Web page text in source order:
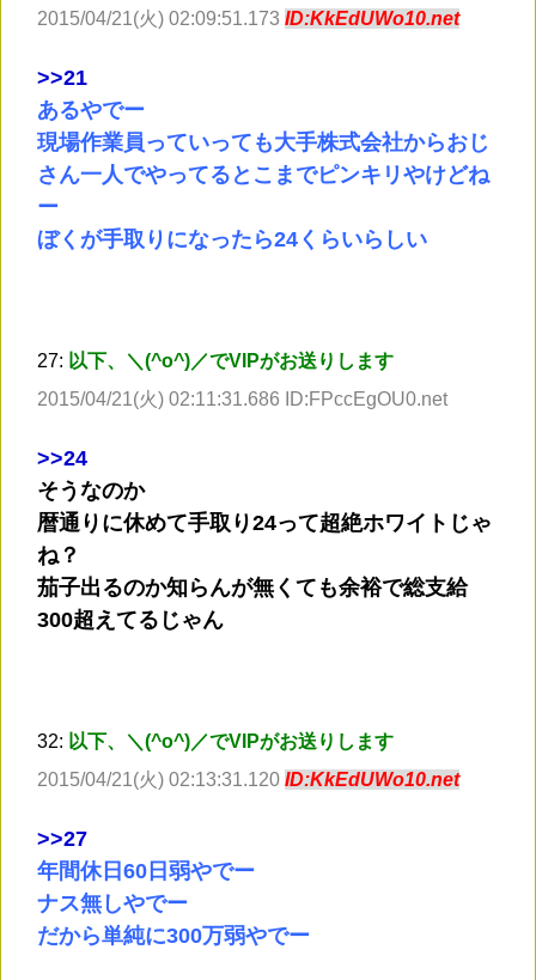
2015/04/21(火) 02:09:51.173 ID:KkEdUWo10.net
>>21
あるやでー
現場作業員っていっても大手株式会社からおじ
さん一人でやってるとこまでピンキリやけどね
ー
ぼくが手取りになったら24くらいらしい
27: 以下、＼(^o^)／でVIPがお送りします
2015/04/21(火) 02:11:31.686 ID:FPccEgOU0.net
>>24
そうなのか
暦通りに休めて手取り24って超絶ホワイトじゃ
ね？
茄子出るのか知らんが無くても余裕で総支給
300超えてるじゃん
32: 以下、＼(^o^)／でVIPがお送りします
2015/04/21(火) 02:13:31.120 ID:KkEdUWo10.net
>>27
年間休日60日弱やでー
ナス無しやでー
だから単純に300万弱やでー